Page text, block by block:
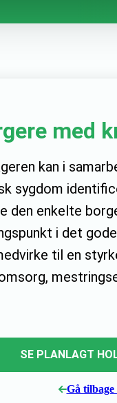
med
kan i
sygdom
den enkelte
i det
til en
SE PLANLAGT
Gå tilbage